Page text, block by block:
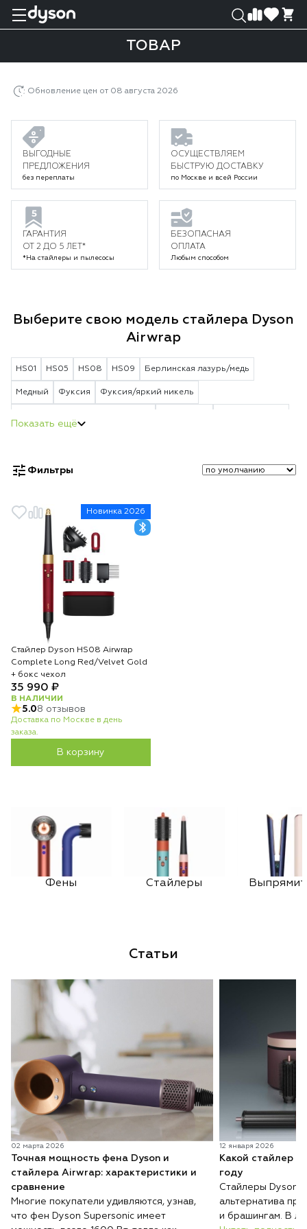
ТОВАР
Обновление цен от 08 августа 2026
ВЫГОДНЫЕ
ПРЕДЛОЖЕНИЯ
без переплаты
ОСУЩЕСТВЛЯЕМ
БЫСТРУЮ ДОСТАВКУ
по Москве и всей России
ГАРАНТИЯ
ОТ 2 ДО 5 ЛЕТ*
*На стайлеры и пылесосы
БЕЗОПАСНАЯ
ОПЛАТА
Любым способом
Выберите свою модель стайлера Dyson
Airwrap
HS01 HS05 HS08 HS09 Берлинская лазурь/медь
Медный Фуксия Фуксия/яркий никель
Ceramic Pink/Rose Gold Topaz Orange
Фильтры
Новинка 2026
Стайлер Dyson HS08 Airwrap
Complete Long Red/Velvet Gold
+ бокс чехол
35 990 ₽
В НАЛИЧИИ
5.08 отзывов
Доставка по Москве в день
заказа.
В корзину
Фены Стайлеры
Статьи
02 марта 2026
Точная мощность фена Dyson и
стайлера Airwrap: характеристики и
сравнение
Многие покупатели удивляются, узнав,
что фен Dyson Supersonic имеет
12 января 2026
Какой стайлер
году
Стайлеры Dyson
альтернатива
и брашингам. В